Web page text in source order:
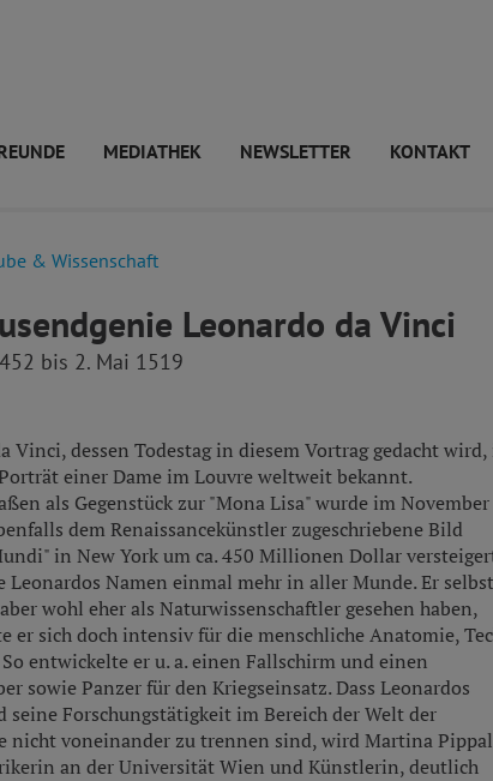
MEDIATHEK NEWSLETTER KONTAKT
& Wissenschaft
Leonardo da Vinci
bis 2. Mai 1519
Vinci, dessen Todestag in diesem Vortrag gedacht
einer Dame im Louvre weltweit bekannt.
als Gegenstück zur "Mona Lisa" wurde im November
dem Renaissancekünstler zugeschriebene Bild
in New York um ca. 450 Millionen Dollar
Leonardos Namen einmal mehr in aller Munde. Er selbst
wohl eher als Naturwissenschaftler gesehen haben,
er sich doch intensiv für die menschliche Anatomie,
So entwickelte er u. a. einen Fallschirm und einen
sowie Panzer für den Kriegseinsatz. Dass Leonardos
seine Forschungstätigkeit im Bereich der Welt der
nicht voneinander zu trennen sind, wird Martina
an der Universität Wien und Künstlerin, deutlich